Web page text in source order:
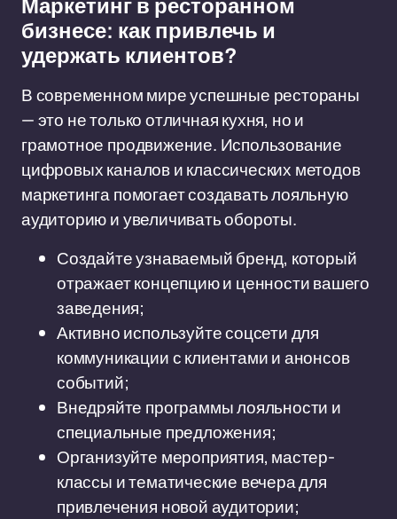
Маркетинг в ресторанном
бизнесе: как привлечь и
удержать клиентов?
В современном мире успешные рестораны
— это не только отличная кухня, но и
грамотное продвижение. Использование
цифровых каналов и классических методов
маркетинга помогает создавать лояльную
аудиторию и увеличивать обороты.
Создайте узнаваемый бренд, который
отражает концепцию и ценности вашего
заведения;
Активно используйте соцсети для
коммуникации с клиентами и анонсов
событий;
Внедряйте программы лояльности и
специальные предложения;
Организуйте мероприятия, мастер-
классы и тематические вечера для
привлечения новой аудитории;